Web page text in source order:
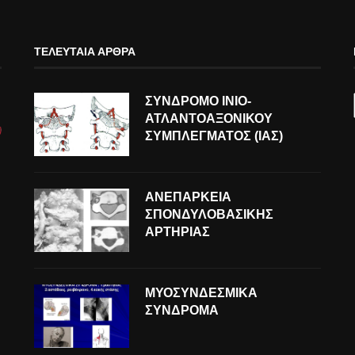
ΤΕΛΕΥΤΑΊΑ ΆΡΘΡΑ
ΣΥΝΔΡΟΜΟ ΙΝΙΟ-
ΑΤΛΑΝΤΟΑΞΟΝΙΚΟΥ
ΣΥΜΠΛΕΓΜΑΤΟΣ (ΙΑΣ)
ΑΝΕΠΑΡΚΕΙΑ
ΣΠΟΝΔΥΛΟΒΑΣΙΚΗΣ
ΑΡΤΗΡΙΑΣ
ΜΥΟΣΥΝΔΕΣΜΙΚΑ
ΣΥΝΔΡΟΜΑ